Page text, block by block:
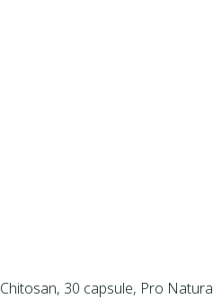
Chitosan, 30 capsule, Pro Natura